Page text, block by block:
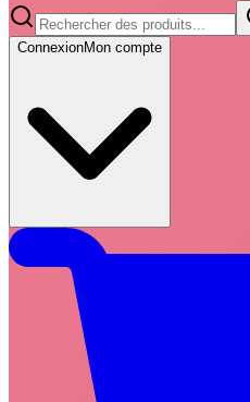
ConnexionMon compte